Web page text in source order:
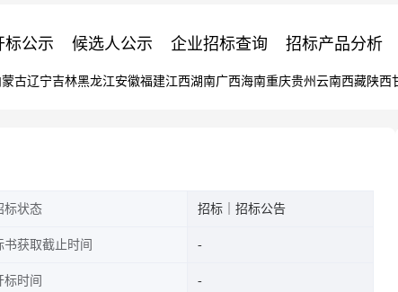
标公示 候选人公示 企业招标查询 招标产品分析
蒙古辽宁吉林黑龙江安徽福建江西湖南广西海南重庆贵州 云南西藏陕西
标状态 招标｜招标公告
书获取截止时间
标时间